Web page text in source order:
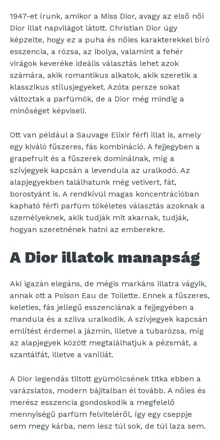
1947-et írunk, amikor a Miss Dior, avagy az első női
Dior illat napvilágot látott. Christian Dior úgy
képzelte, hogy ez a puha és nőies karakterekkel bíró
esszencia, a rózsa, az ibolya, valamint a fehér
virágok keveréke ideális választás lehet azok
számára, akik romantikus alkatok, akik szeretik a
klasszikus stílusjegyeket. Azóta persze sokat
változtak a parfümök, de a Dior még mindig a
minőséget képviseli.
Ott van például a Sauvage Elixir férfi illat is, amely
egy kiváló fűszeres, fás kombináció. A fejjegyben a
grapefruit és a fűszerek dominálnak, míg a
szívjegyek kapcsán a levendula az uralkodó. Az
alapjegyekben találhatunk még vetivert, fát,
borostyánt is. A rendkívül magas koncentrációban
kapható férfi parfüm tökéletes választás azoknak a
személyeknek, akik tudják mit akarnak, tudják,
hogyan szeretnének hatni az emberekre.
A Dior illatok manapság
Aki igazán elegáns, de mégis markáns illatra vágyik,
annak ott a Poison Eau de Toilette. Ennek a fűszeres,
keleties, fás jellegű esszenciának a fejjegyében a
mandula és a szilva uralkodik. A szívjegyek kapcsán
említést érdemel a jázmin, illetve a tubarózsa, míg
az alapjegyek között megtalálhatjuk a pézsmát, a
szantálfát, illetve a vaníliát.
A Dior legendás tiltott gyümölcsének titka ebben a
varázslatos, modern bájitalban él tovább. A nőies és
merész esszencia gondoskodik a megfelelő
mennyiségű parfüm felviteléről, így egy cseppje
sem megy kárba, nem lesz túl sok, de túl laza sem.